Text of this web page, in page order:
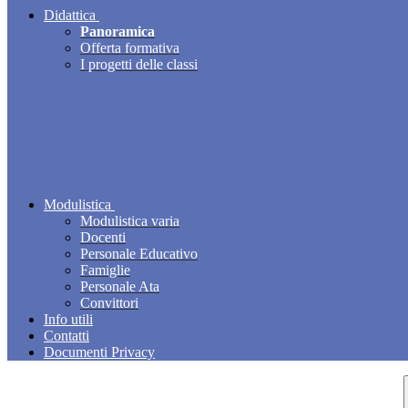
Didattica
Panoramica
Offerta formativa
I progetti delle classi
Modulistica
Modulistica varia
Docenti
Personale Educativo
Famiglie
Personale Ata
Convittori
Info utili
Contatti
Documenti Privacy